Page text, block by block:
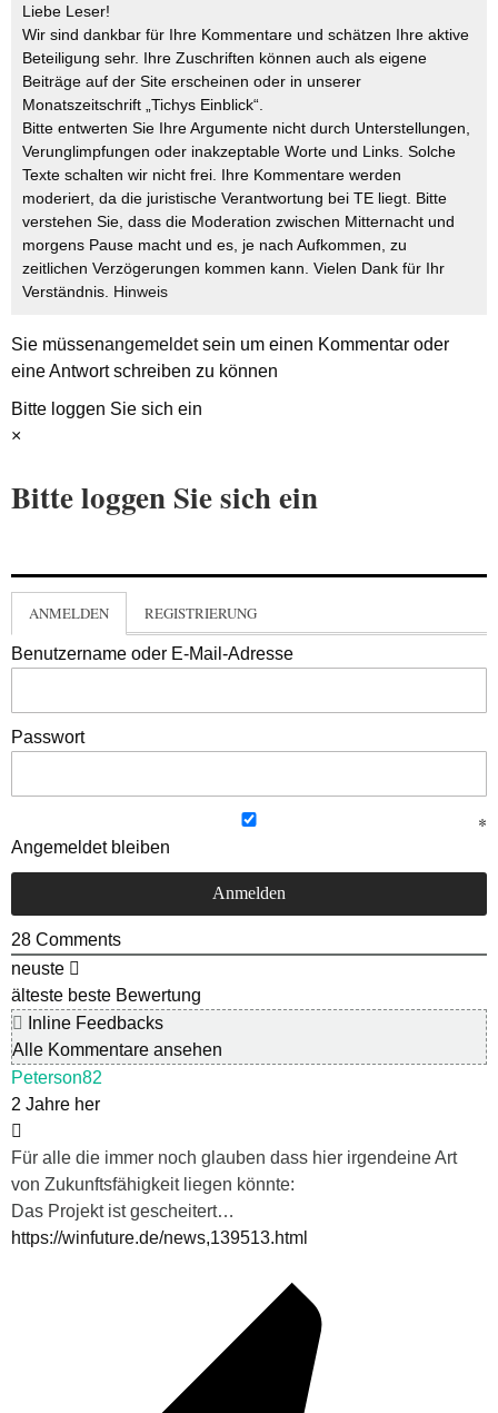
Liebe Leser!
Wir sind dankbar für Ihre Kommentare und schätzen Ihre aktive
Beteiligung sehr. Ihre Zuschriften können auch als eigene
Beiträge auf der Site erscheinen oder in unserer
Monatszeitschrift „Tichys Einblick“.
Bitte entwerten Sie Ihre Argumente nicht durch Unterstellungen,
Verunglimpfungen oder inakzeptable Worte und Links. Solche
Texte schalten wir nicht frei. Ihre Kommentare werden
moderiert, da die juristische Verantwortung bei TE liegt. Bitte
verstehen Sie, dass die Moderation zwischen Mitternacht und
morgens Pause macht und es, je nach Aufkommen, zu
zeitlichen Verzögerungen kommen kann. Vielen Dank für Ihr
Verständnis. Hinweis
Sie müssenangemeldetsein um einen Kommentar oder
eine Antwort schreiben zu können
Bitte loggen Sie sich ein
×
Bitte loggen Sie sich ein
ANMELDEN REGISTRIERUNG
Benutzername oder E-Mail-Adresse
Passwort
Angemeldet bleiben
28 Comments
neuste
älteste beste Bewertung
Inline Feedbacks
Alle Kommentare ansehen
Peterson82
2 Jahre her
Für alle die immer noch glauben dass hier irgendeine Art
von Zukunftsfähigkeit liegen könnte:
Das Projekt ist gescheitert…
https://winfuture.de/news,139513.html